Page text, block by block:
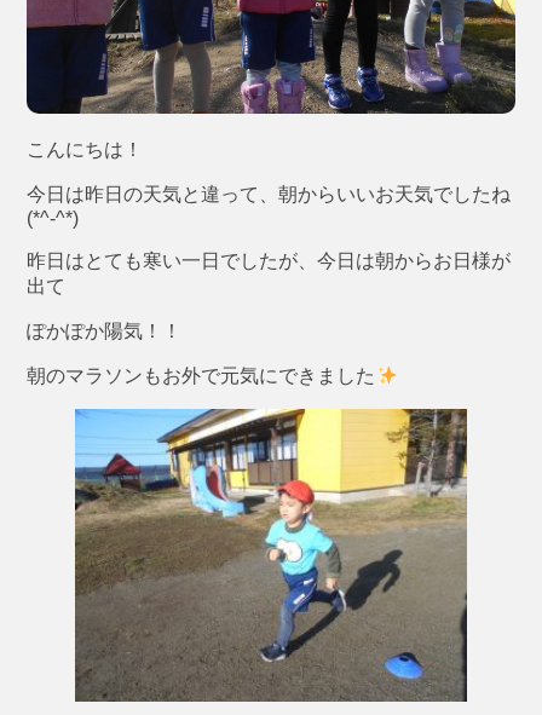
こんにちは！
今日は昨日の天気と違って、朝からいいお天気でしたね
(*^-^*)
昨日はとても寒い一日でしたが、今日は朝からお日様が
出て
ぽかぽか陽気！！
朝のマラソンもお外で元気にできました